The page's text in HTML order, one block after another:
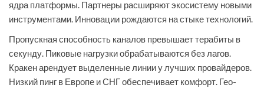
ядра платформы. Партнеры расширяют экосистему новыми
инструментами. Инновации рождаются на стыке технологий.
Пропускная способность каналов превышает терабиты в
секунду. Пиковые нагрузки обрабатываются без лагов.
Кракен арендует выделенные линии у лучших провайдеров.
Низкий пинг в Европе и СНГ обеспечивает комфорт. Гео-